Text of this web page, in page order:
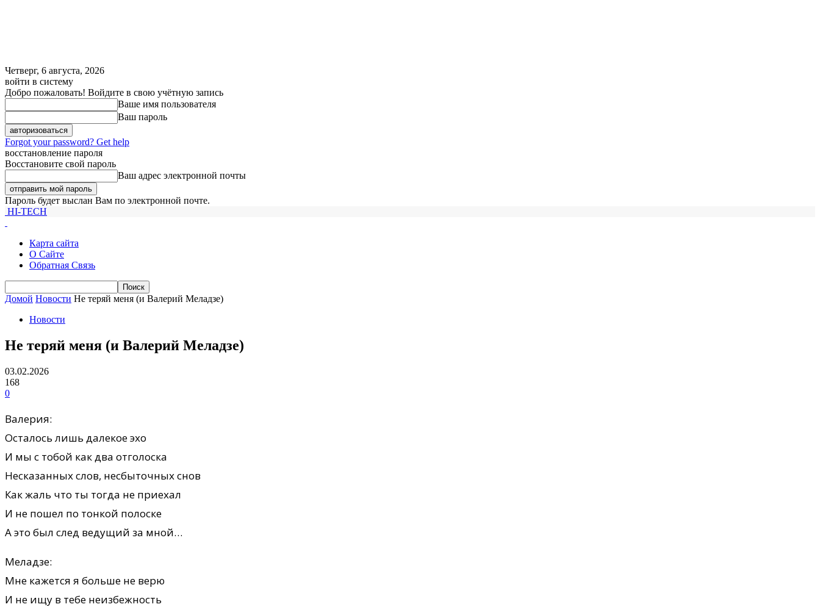
Четверг, 6 августа, 2026
войти в систему
Добро пожаловать! Войдите в свою учётную запись
Ваше имя пользователя
Ваш пароль
Forgot your password? Get help
восстановление пароля
Восстановите свой пароль
Ваш адрес электронной почты
Пароль будет выслан Вам по электронной почте.
HI-TECH
Карта сайта
О Сайте
Обратная Связь
Домой Новости Не теряй меня (и Валерий Меладзе)
Новости
Не теряй меня (и Валерий Меладзе)
03.02.2026
168
0
Валерия:
Осталось лишь далекое эхо
И мы с тобой как два отголоска
Несказанных слов, несбыточных снов
Как жаль что ты тогда не приехал
И не пошел по тонкой полоске
А это был след ведущий за мной…
Меладзе:
Мне кажется я больше не верю
И не ищу в тебе неизбежность